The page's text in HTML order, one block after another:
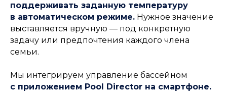
поддерживать заданную температуру
в автоматическом режиме. Нужное значение
выставляется вручную — под конкретную
задачу или предпочтения каждого члена
семьи.
Мы интегрируем управление бассейном
с приложением Pool Director на смартфоне.